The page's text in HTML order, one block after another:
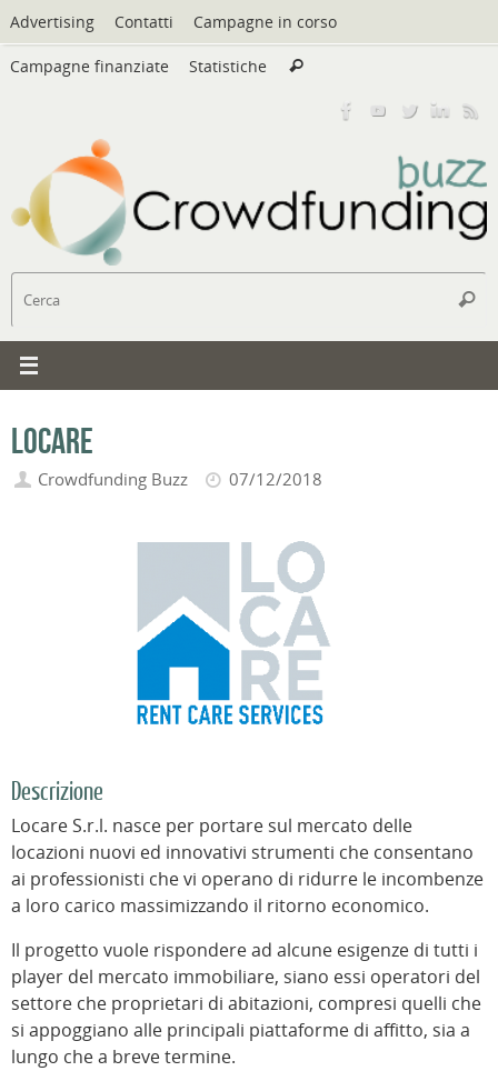
Vai
al
contenuto
Advertising Contatti Campagne in corso
Campagne finanziate Statistiche Cerca
Cerca
Locare
Crowdfunding Buzz 07/12/2018
Descrizione
Locare S.r.l. nasce per portare sul mercato delle
locazioni nuovi ed innovativi strumenti che consentano
ai professionisti che vi operano di ridurre le incombenze
a loro carico massimizzando il ritorno economico.
Il progetto vuole rispondere ad alcune esigenze di tutti i
player del mercato immobiliare, siano essi operatori del
settore che proprietari di abitazioni, compresi quelli che
si appoggiano alle principali piattaforme di affitto, sia a
lungo che a breve termine.